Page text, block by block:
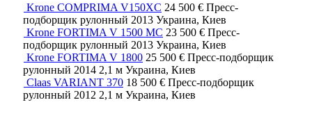
Krone COMPRIMA V150XC 24 500 € Пресс-
подборщик рулонный 2013 Украина, Киев
Krone FORTIMA V 1500 MC 23 500 € Пресс-
подборщик рулонный 2013 Украина, Киев
Krone FORTIMA V 1800 25 500 € Пресс-подборщик
рулонный 2014 2,1 м Украина, Киев
Claas VARIANT 370 18 500 € Пресс-подборщик
рулонный 2012 2,1 м Украина, Киев